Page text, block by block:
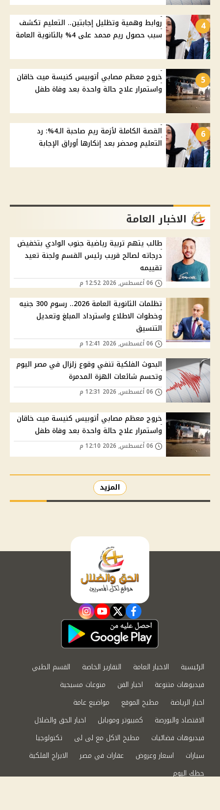
4
روابط وهمية وتظليل إجابتين.. التعليم تكشف
سبب حصول ريم محمد على 4% بالثانوية العامة
5
خروج معظم مصابي أتوبيس كنيسة ميت خاقان
واستمرار علاج حالة واحدة بعد وفاة طفل
6
القصة الكاملة لأزمة ريم صاحبة الـ4%: رد
التعليم ومحضر بعد إنكارها أوراق الإجابة
الاخبار العامة
طالب يتهم تربية رياضية جنوب الوادي بتخفيض
درجاته لصالح قريب رئيس القسم ولجنة تعيد
تقييمه
تظلمات الثانوية العامة 2026.. رسوم 300 جنيه
وخطوات الاطلاع واسترداد المبلغ وتعديل
التنسيق
البحوث الفلكية تنفي وقوع زلزال في مصر اليوم
وتحسم شائعات الهزة المدمرة
خروج معظم مصابي أتوبيس كنيسة ميت خاقان
واستمرار علاج حالة واحدة بعد وفاة طفل
المزيد
facebook
twitter
youtube
instagram
الرئيسية الاخبار العامة التقارير الخاصة
القسم الطبي
فيديوهات متنوعة
اخبار الفن
منوعات مسيحية
اخبار الرياضة
مطبخ الموقع
مواضيع عامة
الاقتصاد والبورصة
كمبيوتر وموبايل
اخبار الحق والضلال
فيديوهات فضائيات
مطبخ الاكل مع لى لى
تكنولوجيا
سيارات
اسعار وعروض عقارات في مصر
الابراج الفلكية
حظك اليوم